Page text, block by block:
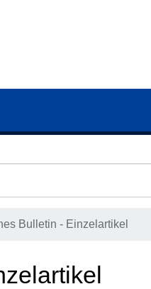
Bulletin - Einzelartikel